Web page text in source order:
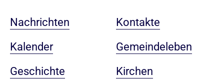
Nachrichten
Kalender
Geschichte
Kontakte
Gemeindeleben
Kirchen